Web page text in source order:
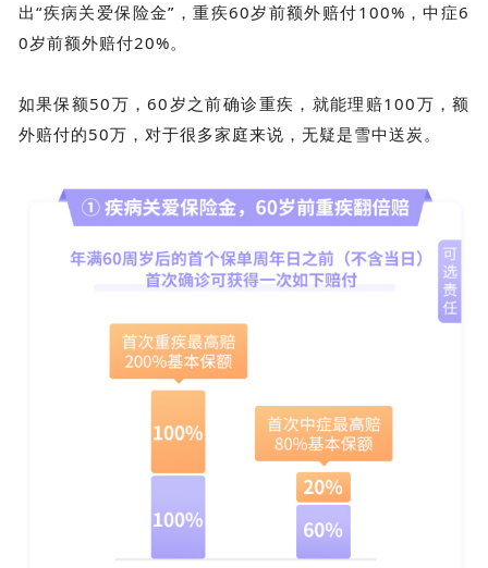
出“疾病关爱保险金”，重疾60岁前额外赔付100%，中症6
0岁前额外赔付20%。
如果保额50万，60岁之前确诊重疾，就能理赔100万，额
外赔付的50万，对于很多家庭来说，无疑是雪中送炭。